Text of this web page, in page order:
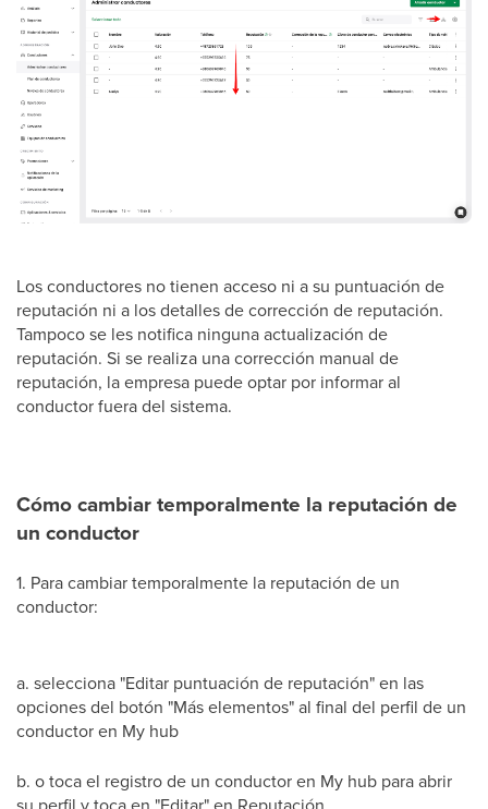
Los conductores no tienen acceso ni a su puntuación de
reputación ni a los detalles de corrección de reputación.
Tampoco se les notifica ninguna actualización de
reputación. Si se realiza una corrección manual de
reputación, la empresa puede optar por informar al
conductor fuera del sistema.
Cómo cambiar temporalmente la reputación de
un conductor
1. Para cambiar temporalmente la reputación de un
conductor:
a. selecciona "Editar puntuación de reputación" en las
opciones del botón "Más elementos" al final del perfil de un
conductor en My hub
b. o toca el registro de un conductor en My hub para abrir